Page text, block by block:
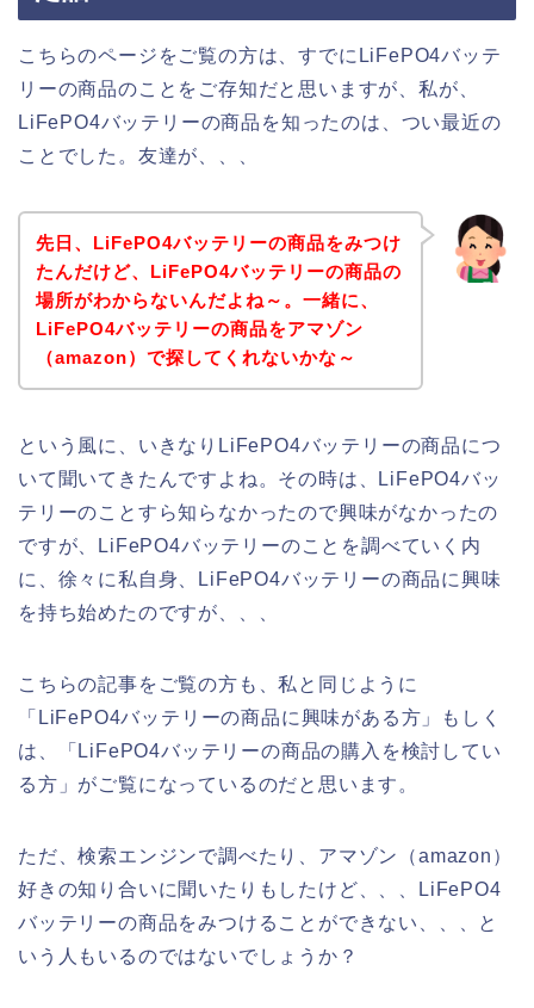
こちらのページをご覧の方は、すでにLiFePO4バッテ
リーの商品のことをご存知だと思いますが、私が、
LiFePO4バッテリーの商品を知ったのは、つい最近の
ことでした。友達が、、、
先日、LiFePO4バッテリーの商品をみつけ
たんだけど、LiFePO4バッテリーの商品の
場所がわからないんだよね～。一緒に、
LiFePO4バッテリーの商品をアマゾン
（amazon）で探してくれないかな～
という風に、いきなりLiFePO4バッテリーの商品につ
いて聞いてきたんですよね。その時は、LiFePO4バッ
テリーのことすら知らなかったので興味がなかったの
ですが、LiFePO4バッテリーのことを調べていく内
に、徐々に私自身、LiFePO4バッテリーの商品に興味
を持ち始めたのですが、、、
こちらの記事をご覧の方も、私と同じように
「LiFePO4バッテリーの商品に興味がある方」もしく
は、「LiFePO4バッテリーの商品の購入を検討してい
る方」がご覧になっているのだと思います。
ただ、検索エンジンで調べたり、アマゾン（amazon）
好きの知り合いに聞いたりもしたけど、、、LiFePO4
バッテリーの商品をみつけることができない、、、と
いう人もいるのではないでしょうか？